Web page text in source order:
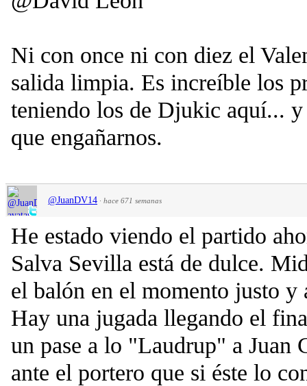
Ni con once ni con diez el
salida limpia. Es increíble los
teniendo los de Djukic aquí...
que engañarnos.
@JuanDV14 · hace 671 semanas
He estado viendo el partido
Salva Sevilla está de dulce.
el balón en el momento justo y
Hay una jugada llegando el
un pase a lo "Laudrup" a Juan
ante el portero que si éste lo